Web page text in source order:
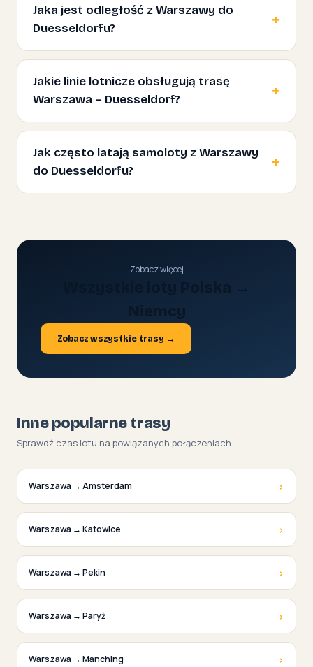
Jaka jest odległość z Warszawy do
Duesseldorfu?
Jakie linie lotnicze obsługują trasę
Warszawa – Duesseldorf?
Jak często latają samoloty z Warszawy
do Duesseldorfu?
Zobacz więcej
Zobacz wszystkie trasy →
Inne popularne trasy
Sprawdź czas lotu na powiązanych połączeniach.
Warszawa → Amsterdam ›
Warszawa → Katowice ›
Warszawa → Pekin ›
Warszawa → Paryż ›
Warszawa → Manching ›